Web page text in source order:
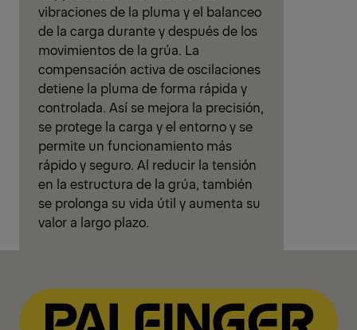
vibraciones de la pluma y el balanceo
de la carga durante y después de los
movimientos de la grúa. La
compensación activa de oscilaciones
detiene la pluma de forma rápida y
controlada. Así se mejora la precisión,
se protege la carga y el entorno y se
permite un funcionamiento más
rápido y seguro. Al reducir la tensión
en la estructura de la grúa, también
se prolonga su vida útil y aumenta su
valor a largo plazo.